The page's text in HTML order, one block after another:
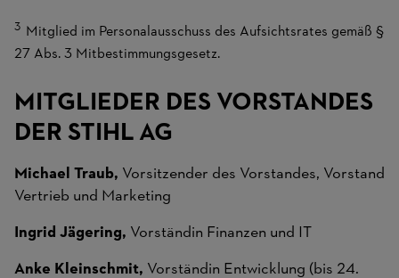
Mitglied im Personalausschuss des Aufsichtsrates gemäß §
27 Abs. 3 Mitbestimmungsgesetz.
MITGLIEDER DES VORSTANDES
DER STIHL AG
Michael Traub, Vorsitzender des Vorstandes, Vorstand
Vertrieb und Marketing
Ingrid Jägering, Vorständin Finanzen und IT
Anke Kleinschmit, Vorständin Entwicklung (bis 24.